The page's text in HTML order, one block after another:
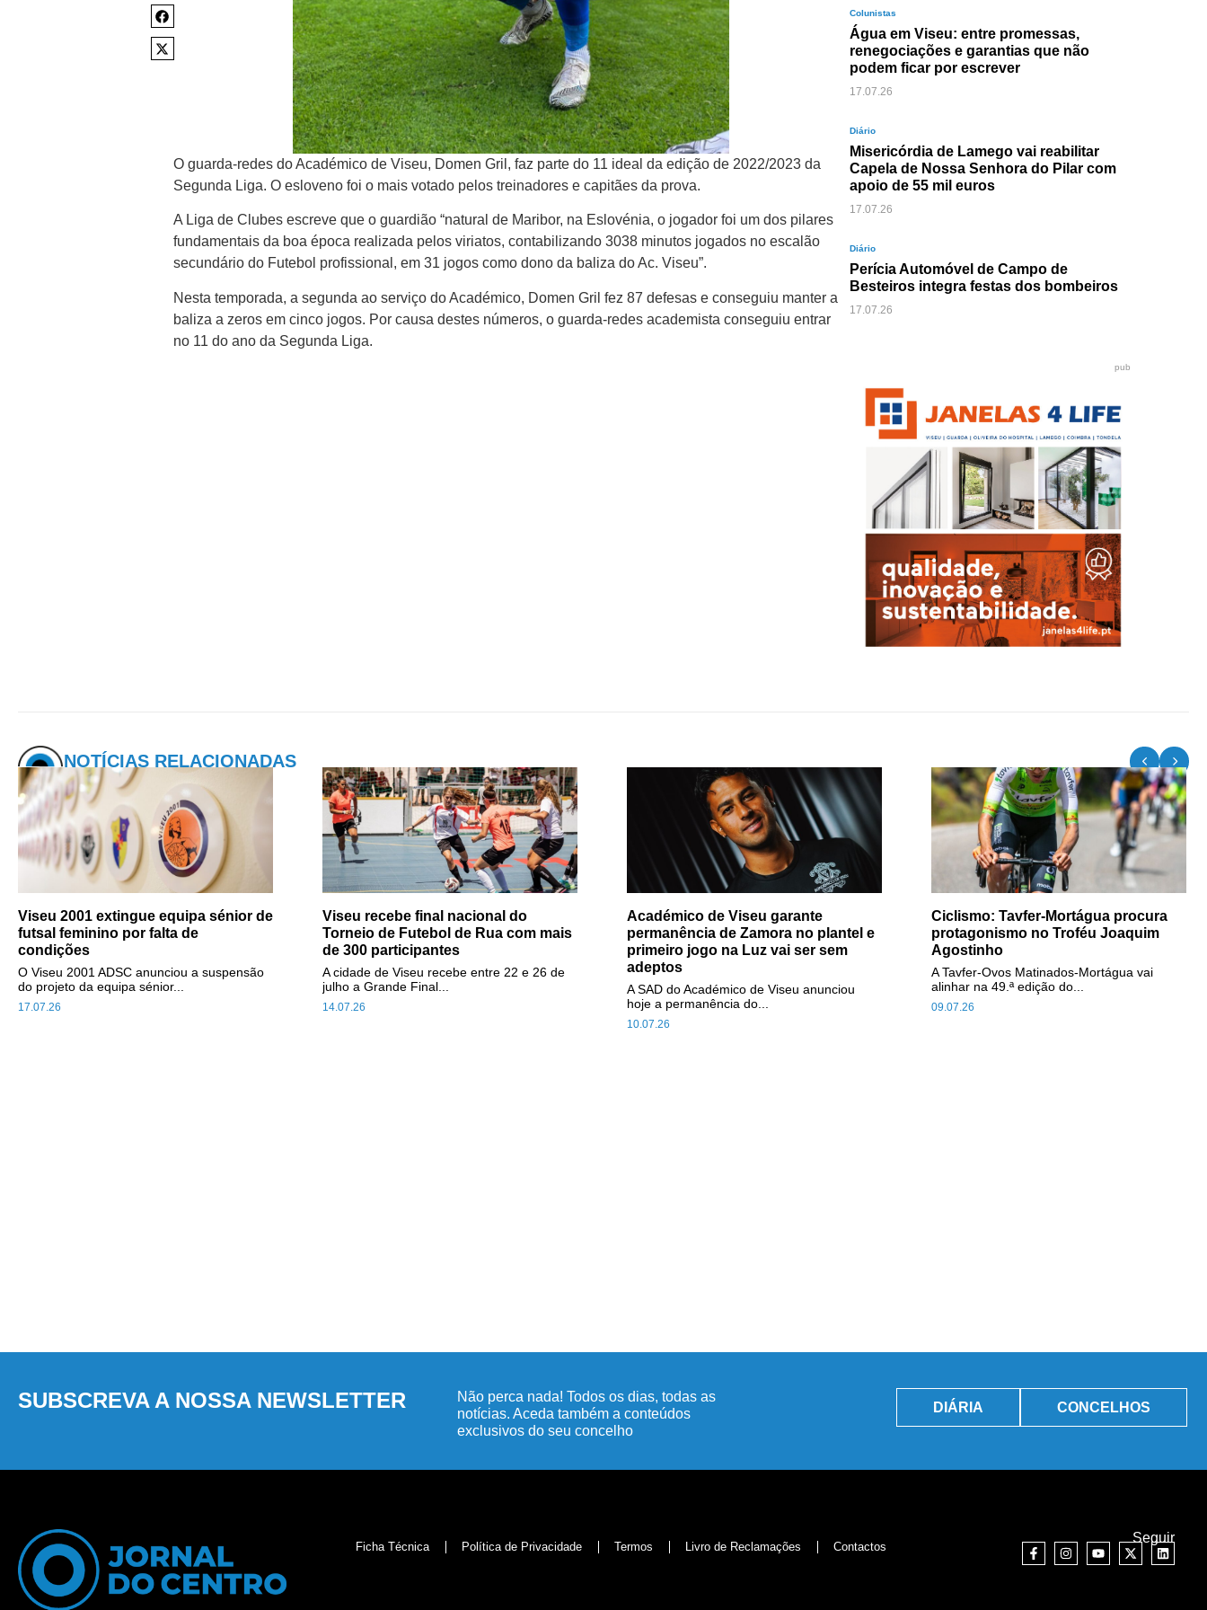
O guarda-redes do Académico de Viseu, Domen Gril, faz parte do 11 ideal da edição de 2022/2023 da
Segunda Liga. O esloveno foi o mais votado pelos treinadores e capitães da prova.
A Liga de Clubes escreve que o guardião “natural de Maribor, na Eslovénia, o jogador foi um dos pilares
fundamentais da boa época realizada pelos viriatos, contabilizando 3038 minutos jogados no escalão
secundário do Futebol profissional, em 31 jogos como dono da baliza do Ac. Viseu”.
Nesta temporada, a segunda ao serviço do Académico, Domen Gril fez 87 defesas e conseguiu manter a
baliza a zeros em cinco jogos. Por causa destes números, o guarda-redes academista conseguiu entrar
no 11 do ano da Segunda Liga.
Colunistas
Água em Viseu: entre promessas,
renegociações e garantias que não
podem ficar por escrever
17.07.26
Diário
Misericórdia de Lamego vai reabilitar
Capela de Nossa Senhora do Pilar com
apoio de 55 mil euros
17.07.26
Diário
Perícia Automóvel de Campo de
Besteiros integra festas dos bombeiros
17.07.26
pub
NOTÍCIAS RELACIONADAS
Viseu 2001 extingue equipa sénior de
futsal feminino por falta de
condições
17.07.26
O Viseu 2001 ADSC anunciou a suspensão
do projeto da equipa sénior...
Viseu recebe final nacional do
Torneio de Futebol de Rua com mais
de 300 participantes
14.07.26
A cidade de Viseu recebe entre 22 e 26 de
julho a Grande Final...
Académico de Viseu garante
permanência de Zamora no plantel e
primeiro jogo na Luz vai ser sem
adeptos
10.07.26
A SAD do Académico de Viseu anunciou
hoje a permanência do...
Ciclismo: Tavfer-Mortágua procura
protagonismo no Troféu Joaquim
Agostinho
09.07.26
A Tavfer-Ovos Matinados-Mortágua vai
alinhar na 49.ª edição do...
SUBSCREVA A NOSSA NEWSLETTER
Não perca nada! Todos os dias, todas as
notícias. Aceda também a conteúdos
exclusivos do seu concelho
DIÁRIA CONCELHOS
Ficha Técnica Política de Privacidade Termos Livro de Reclamações Contactos
Seguir